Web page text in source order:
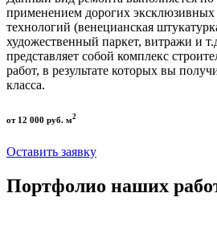
применением дорогих эксклюзивных
технологий (венецианская
художественный паркет, витражи и
представляет собой комплекс
работ, в результате которых вы
класса.
от 12 000 руб. м2
Оставить заявку
Портфолио наших